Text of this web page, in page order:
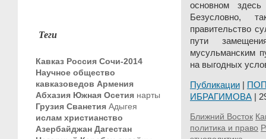
Теги
Кавказ Россия Сочи-2014
Научное общество
кавказоведов Армения
Абхазия Южная Осетия нарты
Грузия Сванетия Адыгея
ислам христианство
Азербайджан Дагестан
основном
Безусловно,
правительство
пути
мусульманским
на выгодных
Публикации
ИБРАГИМОВА |
Ближний Восток
политика и право